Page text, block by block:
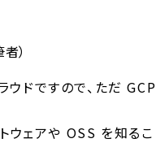
）
ドですので、ただ GCP
ウェアや OSS を知るこ